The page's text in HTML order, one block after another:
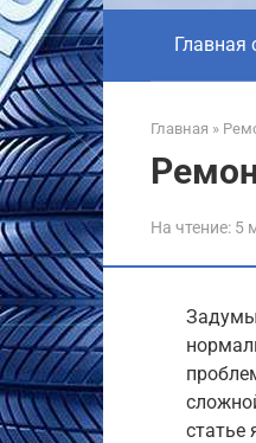
Главная
Главная »
На чтение: 5
статье